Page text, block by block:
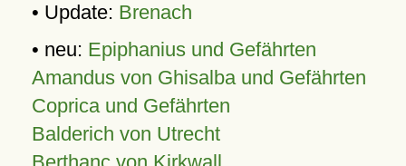
• Update: Brenach
• neu: Epiphanius und Gefährten
Amandus von Ghisalba und Gefährten
Coprica und Gefährten
Balderich von Utrecht